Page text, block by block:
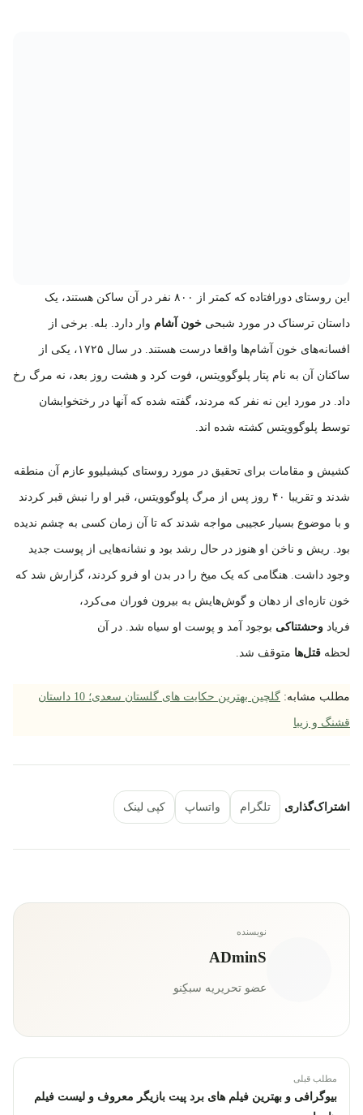
این روستای دورافتاده که کمتر از ۸۰۰ نفر در آن ساکن هستند، یک
داستان ترسناک در مورد شبحی خون آشام وار دارد. بله. برخی از
افسانه‌های خون آشام‌ها واقعا درست هستند. در سال ۱۷۲۵، یکی از
ساکنان آن به نام پتار پلوگوویتس، فوت کرد و هشت روز بعد، نه مرگ رخ
داد. در مورد این نه نفر که مردند، گفته شده که آنها در رختخوابشان
توسط پلوگوویتس کشته شده اند.
کشیش و مقامات برای تحقیق در مورد روستای کیشیلیوو عازم آن منطقه
شدند و تقریبا ۴۰ روز پس از مرگ پلوگوویتس، قبر او را نبش قبر کردند
و با موضوع بسیار عجیبی مواجه شدند که تا آن زمان کسی به چشم ندیده
بود. ریش و ناخن او هنوز در حال رشد بود و نشانه‌هایی از پوست جدید
وجود داشت. هنگامی که یک میخ را در بدن او فرو کردند، گزارش شد که
خون تازه‌ای از دهان و گوش‌هایش به بیرون فوران می‌کرد،
فریاد وحشتناکی بوجود آمد و پوست او سیاه شد. در آن
لحظه قتل‌ها متوقف شد.
مطلب مشابه: گلچین بهترین حکایت های گلستان سعدی؛ 10 داستان
قشنگ و زیبا
اشتراک‌گذاری تلگرام واتساپ کپی لینک
نویسنده
ADminS
عضو تحریریه سبکِنو
مطلب قبلی
بیوگرافی و بهترین فیلم های برد پیت بازیگر معروف و لیست فیلم